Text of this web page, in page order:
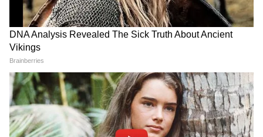
বোকারো স্টেশনে এই ট্রেন সফল শুরু ও শেষ
করবে।
5
5